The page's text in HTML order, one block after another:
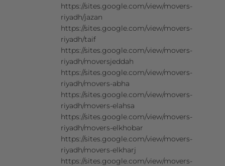
https://sites.google.com/view/movers-
riyadh/jazan
https://sites.google.com/view/movers-
riyadh/taif
https://sites.google.com/view/movers-
riyadh/moversjeddah
https://sites.google.com/view/movers-
riyadh/movers-abha
https://sites.google.com/view/movers-
riyadh/movers-elahsa
https://sites.google.com/view/movers-
riyadh/movers-elkhobar
https://sites.google.com/view/movers-
riyadh/movers-elkharj
https://sites.google.com/view/movers-